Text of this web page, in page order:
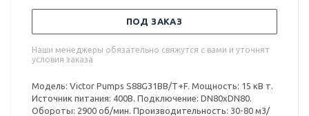
ПОД ЗАКАЗ
Наши менеджеры обязательно свяжутся с вами и уточнят
условия заказа
Модель: Victor Pumps S88G31BB/T+F. Мощность: 15 кВ т.
Источник питания: 400В. Подключение: DN80xDN80.
Обороты: 2900 об/мин. Производительность: 30-80 м3/